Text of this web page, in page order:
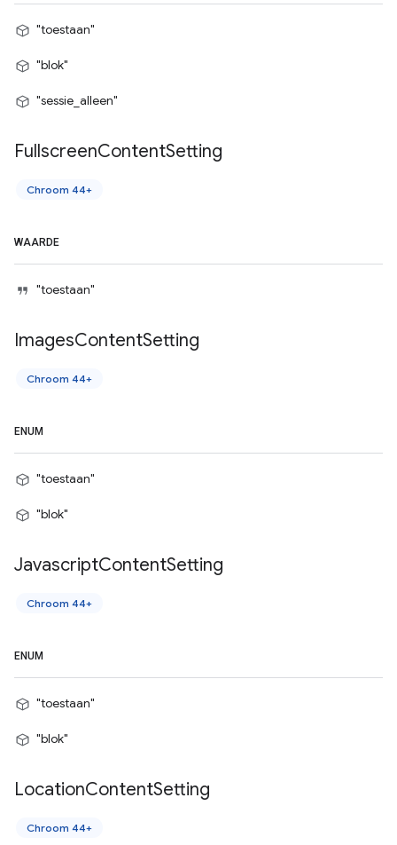
"toestaan"
"blok"
"sessie_alleen"
FullscreenContentSetting
Chroom 44+
WAARDE
"toestaan"
ImagesContentSetting
Chroom 44+
ENUM
"toestaan"
"blok"
JavascriptContentSetting
Chroom 44+
ENUM
"toestaan"
"blok"
LocationContentSetting
Chroom 44+